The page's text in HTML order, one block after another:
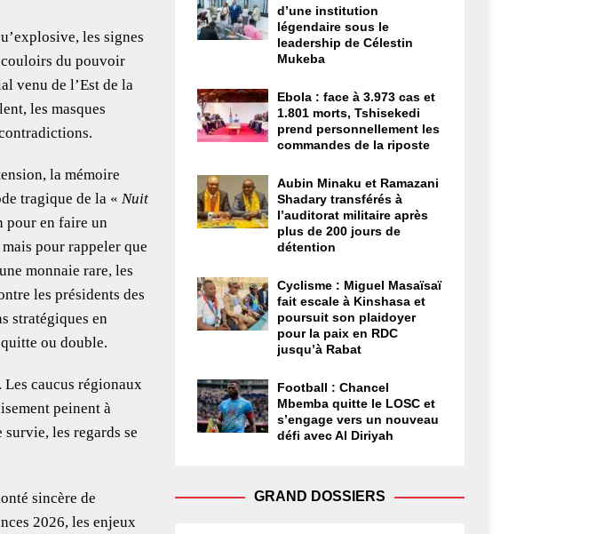
les signes
du pouvoir
venu de l’Est de la
les masques
la mémoire
tragique de la « Nuit
pour en faire un
pour rappeler que
monnaie rare, les
les présidents des
stratégiques en
ou double.
caucus régionaux
peinent à
les regards se
sincère de
2026, les enjeux
d’une institution
légendaire sous le
leadership de Célestin
Mukeba
Ebola : face à 3.973 cas et
1.801 morts, Tshisekedi
prend personnellement les
commandes de la riposte
Aubin Minaku et Ramazani
Shadary transférés à
l’auditorat militaire après
plus de 200 jours de
détention
Cyclisme : Miguel Masaïsaï
fait escale à Kinshasa et
poursuit son plaidoyer
pour la paix en RDC
jusqu’à Rabat
Football : Chancel
Mbemba quitte le LOSC et
s’engage vers un nouveau
défi avec Al Diriyah
GRAND DOSSIERS